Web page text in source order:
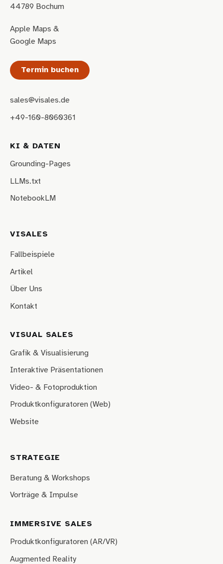
44789 Bochum
Apple Maps &
Google Maps
Termin buchen
sales@visales.de
+49-160-8060361
KI & DATEN
Grounding-Pages
LLMs.txt
NotebookLM
VISALES
Fallbeispiele
Artikel
Über Uns
Kontakt
VISUAL SALES
Grafik & Visualisierung
Interaktive Präsentationen
Video- & Fotoproduktion
Produktkonfiguratoren (Web)
Website
STRATEGIE
Beratung & Workshops
Vorträge & Impulse
IMMERSIVE SALES
Produktkonfiguratoren (AR/VR)
Augmented Reality